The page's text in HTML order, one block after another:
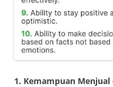
1. Kemampuan